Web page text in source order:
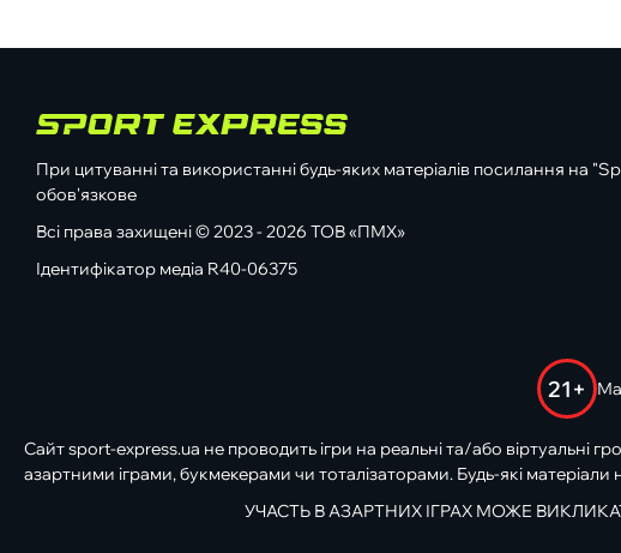
При цитуванні та використанні будь-яких матеріалів посилання на
обов'язкове
Всі права захищені © 2023 - 2026 ТОВ «ПМХ»
Ідентифікатор медіа R40-06375
21+
Сайт sport-express.ua не проводить ігри на реальні та/або віртуальні
азартними іграми, букмекерами чи тоталізаторами. Будь-які
УЧАСТЬ В АЗАРТНИХ ІГРАХ МОЖЕ